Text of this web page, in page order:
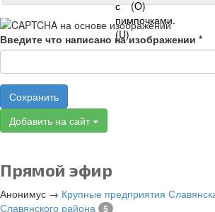
Введите что написано на изображении *
Сохранить
Добавить на сайт
Прямой эфир
Анонимус → Крупные предприятия
Славянского района
5